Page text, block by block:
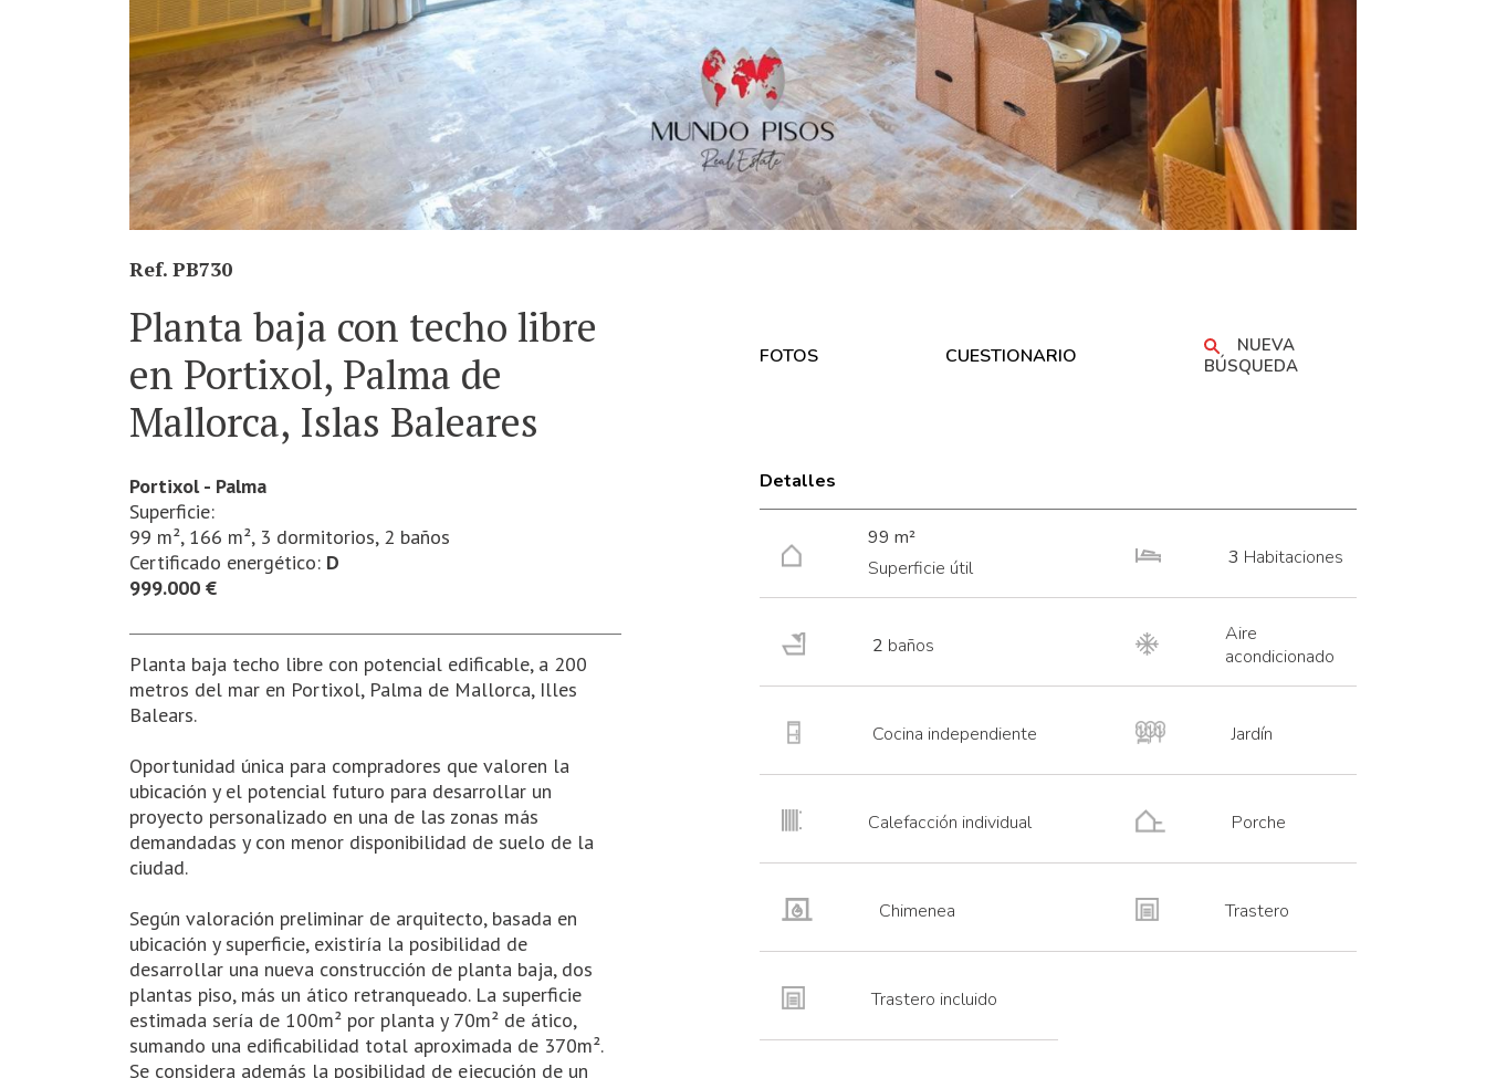
Ref. PB730
Planta baja con techo libre
en Portixol, Palma de
Mallorca, Islas Baleares
Portixol - Palma
Superficie:
99 m²,166 m²,3 dormitorios,2 baños
Certificado energético: D
999.000 €
Planta baja techo libre con potencial edificable, a 200
metros del mar en Portixol, Palma de Mallorca, Illes
Balears.
Oportunidad única para compradores que valoren la
ubicación y el potencial futuro para desarrollar un
proyecto personalizado en una de las zonas más
demandadas y con menor disponibilidad de suelo de la
ciudad.
Según valoración preliminar de arquitecto, basada en
ubicación y superficie, existiría la posibilidad de
desarrollar una nueva construcción de planta baja, dos
plantas piso, más un ático retranqueado. La superficie
estimada sería de 100m² por planta y 70m² de ático,
sumando una edificabilidad total aproximada de 370m².
Se considera además la posibilidad de ejecución de un
FOTOS CUESTIONARIO
NUEVA
BÚSQUEDA
Detalles
99 m²
Superficie útil
2 baños
Cocina independiente
Calefacción individual
Chimenea
Trastero incluido
3 Habitaciones
Aire
acondicionado
Jardín
Porche
Trastero